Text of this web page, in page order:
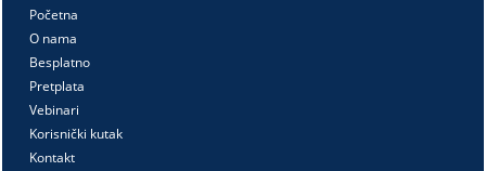
Početna
O nama
Besplatno
Pretplata
Vebinari
Korisnički kutak
Kontakt